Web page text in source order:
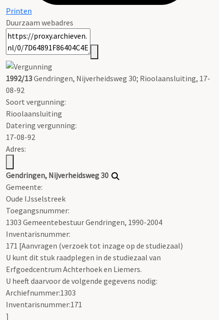
Printen
Duurzaam webadres
1992/13Gendringen, Nijverheidsweg 30; Rioolaansluiting, 17-
08-92
Soort vergunning:
Rioolaansluiting
Datering vergunning:
17-08-92
Adres:
Gendringen, Nijverheidsweg 30
Gemeente:
Oude IJsselstreek
Toegangsnummer:
1303 Gemeentebestuur Gendringen, 1990-2004
Inventarisnummer:
171 [Aanvragen (verzoek tot inzage op de studiezaal)
U kunt dit stuk raadplegen in de studiezaal van
Erfgoedcentrum Achterhoek en Liemers.
U heeft daarvoor de volgende gegevens nodig:
Archiefnummer:1303
Inventarisnummer:171
]